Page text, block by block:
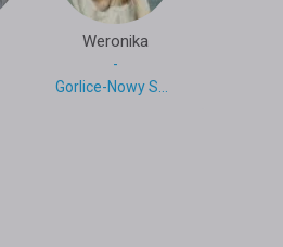
Weronika
-
Gorlice-Nowy Sącz